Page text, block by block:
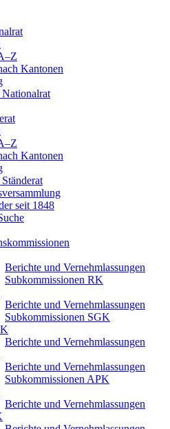
Kantonen
Kantonen
seit 1848
Berichte und Vernehmlassungen
Subkommissionen RK
Berichte und Vernehmlassungen
Subkommissionen SGK
Berichte und Vernehmlassungen
Berichte und Vernehmlassungen
Subkommissionen APK
Berichte und Vernehmlassungen